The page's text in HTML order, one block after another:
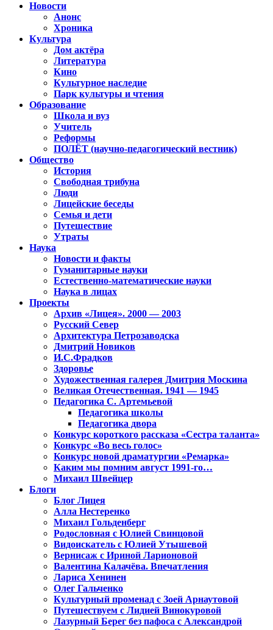
Новости
Анонс
Хроника
Культура
Дом актёра
Литература
Кино
Культурное наследие
Парк культуры и чтения
Образование
Школа и вуз
Учитель
Реформы
ПОЛЁТ (научно-педагогический вестник)
Общество
История
Свободная трибуна
Люди
Лицейские беседы
Семья и дети
Путешествие
Утраты
Наука
Новости и факты
Гуманитарные науки
Естественно-математические науки
Наука в лицах
Проекты
Архив «Лицея». 2000 — 2003
Русский Север
Архитектура Петрозаводска
Дмитрий Новиков
И.С.Фрадков
Здоровье
Художественная галерея Дмитрия Москина
Великая Отечественная. 1941 — 1945
Педагогика С. Артемьевой
Педагогика школы
Педагогика двора
Конкурс короткого рассказа «Сестра таланта»
Конкурс «Во весь голос»
Конкурс новой драматургии «Ремарка»
Каким мы помним август 1991-го…
Михаил Швейцер
Блоги
Блог Лицея
Алла Нестеренко
Михаил Гольденберг
Родословная с Юлией Свинцовой
Видоискатель с Юлией Утышевой
Вернисаж с Ириной Ларионовой
Валентина Калачёва. Впечатления
Лариса Хенинен
Олег Гальченко
Культурный променад с Зоей Арнаутовой
Путешествуем с Лидией Винокуровой
Лазурный Берег без пафоса с Александрой